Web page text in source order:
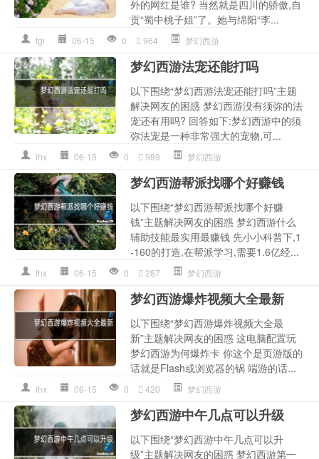
外的网红是谁? 当然就是四川的骄傲,自
贡“蜀中桃子姐”了。她与绵阳“李...
tgl 06-15 0 964 梦幻西游
梦幻西游法宠还能打吗
以下围绕“梦幻西游法宠还能打吗”主题
解决网友的困惑 梦幻西游没有须弥的法
宠还有用吗? 回答如下:梦幻西游中的须
弥法宠是一种非常强大的宠物,可...
lhx 06-15 0 989 梦幻西游
梦幻西游帮派找哪个好赚钱
以下围绕“梦幻西游帮派找哪个好赚
钱”主题解决网友的困惑 梦幻西游什么
辅助技能最实用最赚钱 先小小科普下,1
-160的打造,在帮派学习,需要1.6亿经...
lhx 06-15 0 287 梦幻西游
梦幻西游爆炸视频大全最新
以下围绕“梦幻西游爆炸视频大全最
新”主题解决网友的困惑 这电脑配置玩
梦幻西游为何爆炸卡 你这个是页游版的
话就是Flash或浏览器的锅 端游的话...
lhx 06-15 0 420 梦幻西游
梦幻西游中午几点可以升级
以下围绕“梦幻西游中午几点可以升
级”主题解决网友的困惑 梦幻西游第一